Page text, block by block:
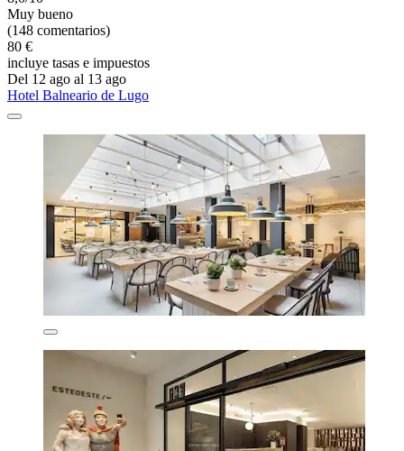
Muy bueno
(148 comentarios)
80 €
incluye tasas e impuestos
Del 12 ago al 13 ago
Hotel Balneario de Lugo